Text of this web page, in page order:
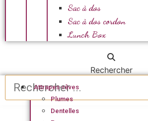
Sac à dos
Sac à dos cordon
Lunch Box
Rechercher
Attrapes-rêves
Plumes
Dentelles